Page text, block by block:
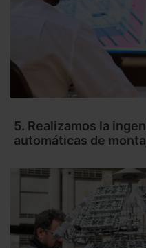
5. Realizamos la
automáticas de